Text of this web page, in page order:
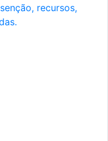
recursos,